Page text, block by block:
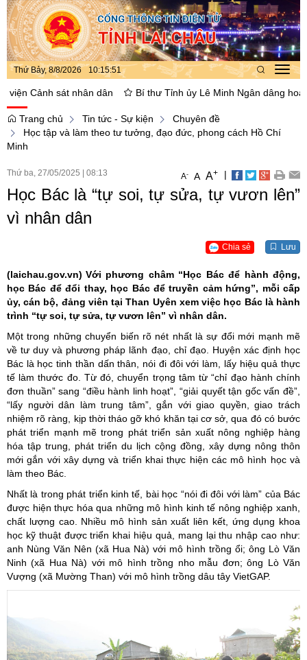
Thứ Bảy, 8/8/2026 10:15:52
Cảnh sát nhân dân Bí thư Tỉnh ủy Lê Minh Ngân dâng hoa,
Trang chủ Tin tức - Sự kiện
Chuyên đề
Học tập và làm theo tư tưởng, đạo đức, phong cách Hồ Chí
Minh
Thứ ba, 27/05/2025 08:13 A- A A+ |
Học Bác là “tự soi, tự sửa, tự vươn lên”
vì nhân dân
Chia sẻ Lưu
(laichau.gov.vn) Với phương châm “Học Bác để hành động,
học Bác để đổi thay, học Bác để truyền cảm hứng”, mỗi cấp
ủy, cán bộ, đảng viên tại Than Uyên xem việc học Bác là hành
trình “tự soi, tự sửa, tự vươn lên” vì nhân dân.
Một trong những chuyển biến rõ nét nhất là sự đổi mới mạnh mẽ
về tư duy và phương pháp lãnh đạo, chỉ đạo. Huyện xác định học
Bác là học tinh thần dấn thân, nói đi đôi với làm, lấy hiệu quả thực
tế làm thước đo. Từ đó, chuyển trọng tâm từ “chỉ đạo hành chính
đơn thuần” sang “điều hành linh hoạt”, “giải quyết tận gốc vấn đề”,
“lấy người dân làm trung tâm”, gắn với giao quyền, giao trách
nhiệm rõ ràng, kịp thời tháo gỡ khó khăn tại cơ sở, qua đó có bước
phát triển mạnh mẽ trong phát triển sản xuất nông nghiệp hàng
hóa tập trung, phát triển du lịch cộng đồng, xây dựng nông thôn
mới gắn với xây dựng và triển khai thực hiện các mô hình học và
làm theo Bác.
Nhất là trong phát triển kinh tế, bài học “nói đi đôi với làm” của Bác
được hiện thực hóa qua những mô hình kinh tế nông nghiệp xanh,
chất lượng cao. Nhiều mô hình sản xuất liên kết, ứng dụng khoa
học kỹ thuật được triển khai hiệu quả, mang lại thu nhập cao như:
anh Nùng Văn Nên (xã Hua Nà) với mô hình trồng ổi; ông Lò Văn
Ninh (xã Hua Nà) với mô hình trồng nho mẫu đơn; ông Lò Văn
Vượng (xã Mường Than) với mô hình trồng dâu tây VietGAP.